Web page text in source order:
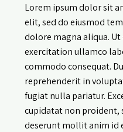
Lorem ipsum dolor sit
elit, sed do eiusmod
dolore magna aliqua.
exercitation ullamco
commodo consequat.
reprehenderit in
fugiat nulla pariatur.
cupidatat non proident,
deserunt mollit anim id